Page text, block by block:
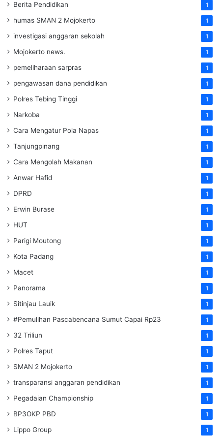
Berita Pendidikan 1
humas SMAN 2 Mojokerto 1
investigasi anggaran sekolah 1
Mojokerto news. 1
pemeliharaan sarpras 1
pengawasan dana pendidikan 1
Polres Tebing Tinggi 1
Narkoba 1
Cara Mengatur Pola Napas 1
Tanjungpinang 1
Cara Mengolah Makanan 1
Anwar Hafid 1
DPRD 1
Erwin Burase 1
HUT 1
Parigi Moutong 1
Kota Padang 1
Macet 1
Panorama 1
Sitinjau Lauik 1
#Pemulihan Pascabencana Sumut Capai Rp23 1
32 Triliun 1
Polres Taput 1
SMAN 2 Mojokerto 1
transparansi anggaran pendidikan 1
Pegadaian Championship 1
BP3OKP PBD 1
Lippo Group 1